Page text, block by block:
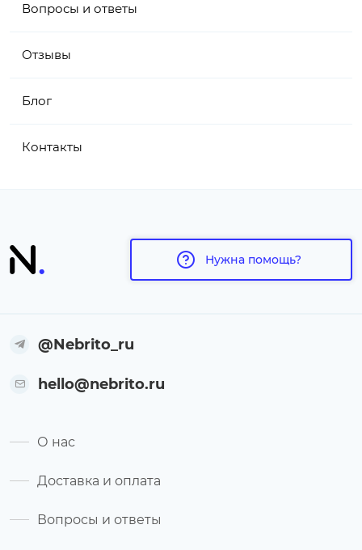
Вопросы и ответы
Отзывы
Блог
Контакты
Нужна помощь?
@Nebrito_ru
hello@nebrito.ru
О нас
Доставка и оплата
Вопросы и ответы